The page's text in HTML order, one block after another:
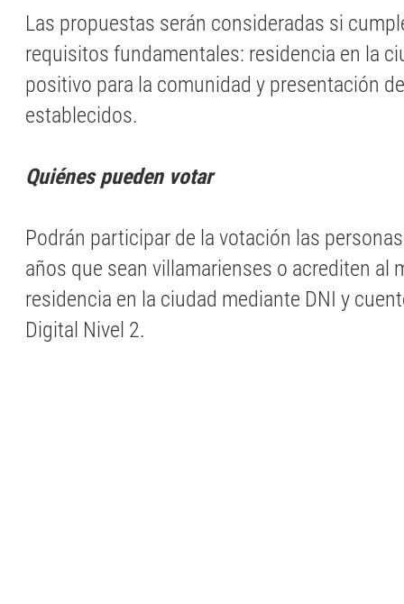
Las propuestas serán consideradas si
requisitos fundamentales: residencia en la
positivo para la comunidad y presentación
establecidos.
Quiénes pueden votar
Podrán participar de la votación las
años que sean villamarienses o acrediten al
residencia en la ciudad mediante DNI y
Digital Nivel 2.